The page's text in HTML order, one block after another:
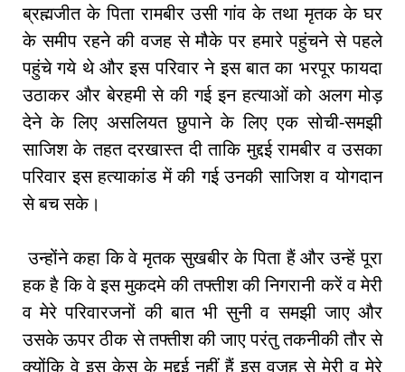
ब्रह्मजीत के पिता रामबीर उसी गांव के तथा मृतक के घर
के समीप रहने की वजह से मौके पर हमारे पहुंचने से पहले
पहुंचे गये थे और इस परिवार ने इस बात का भरपूर फायदा
उठाकर और बेरहमी से की गई इन हत्याओं को अलग मोड़
देने के लिए असलियत छुपाने के लिए एक सोची-समझी
साजिश के तहत दरखास्त दी ताकि मुद्दई रामबीर व उसका
परिवार इस हत्याकांड में की गई उनकी साजिश व योगदान
से बच सके।
उन्होंने कहा कि वे मृतक सुखबीर के पिता हैं और उन्हें पूरा
हक है कि वे इस मुकदमे की तफ्तीश की निगरानी करें व मेरी
व मेरे परिवारजनों की बात भी सुनी व समझी जाए और
उसके ऊपर ठीक से तफ्तीश की जाए परंतु तकनीकी तौर से
क्योंकि वे इस केस के मुद्दई नहीं हैं इस वजह से मेरी व मेरे